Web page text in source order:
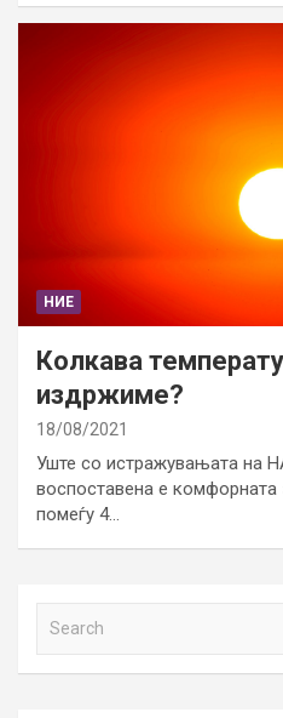
НИЕ
Колкава
издржиме?
18/08/2021
Уште со истражувањата на
воспоставена е комфорната
помеѓу 4…